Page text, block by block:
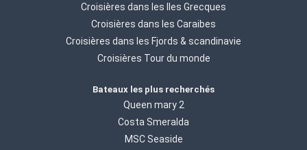
Croisières dans les Iles Grecques
Croisières dans les Caraibes
Croisières dans les Fjords & scandinavie
Croisières Tour du monde
Bateaux les plus recherchés
Queen mary 2
Costa Smeralda
MSC Seaside